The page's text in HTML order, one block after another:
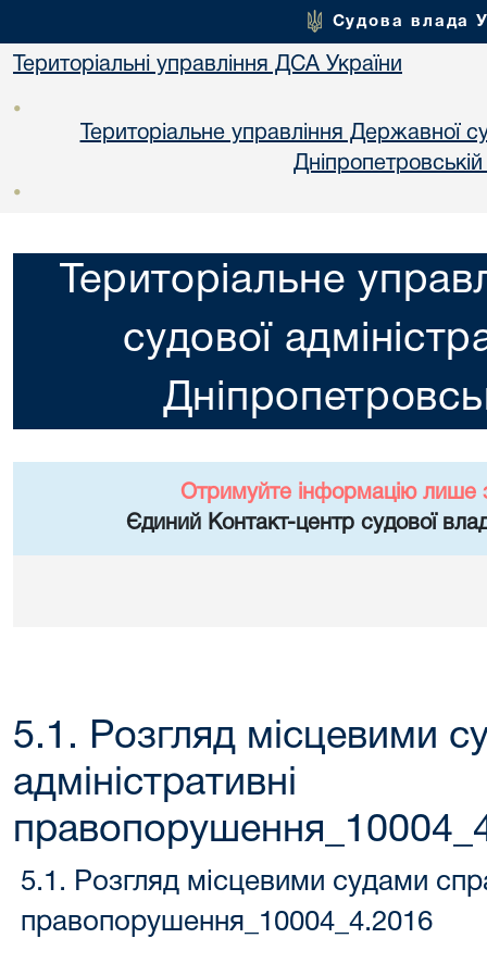
Судова влада
Територіальні управління ДСА України
•
Територіальне управління Державної
•
Територіальне
судової
Отримуйте інформацію лише
Єдиний Контакт-центр судової
5.1. Розгляд місцевими
адміністративні
5.1. Розгляд місцевими судами
правопорушення_10004_4.2016